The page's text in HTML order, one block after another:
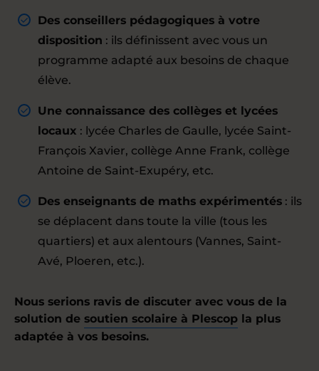
Des conseillers pédagogiques à votre
disposition : ils définissent avec vous un
programme adapté aux besoins de chaque
élève.
Une connaissance des collèges et lycées
locaux : lycée Charles de Gaulle, lycée Saint-
François Xavier, collège Anne Frank, collège
Antoine de Saint-Exupéry, etc.
Des enseignants de maths expérimentés : ils
se déplacent dans toute la ville (tous les
quartiers) et aux alentours (Vannes, Saint-
Avé, Ploeren, etc.).
Nous serions ravis de discuter avec vous de la
solution de soutien scolaire à Plescop la plus
adaptée à vos besoins.